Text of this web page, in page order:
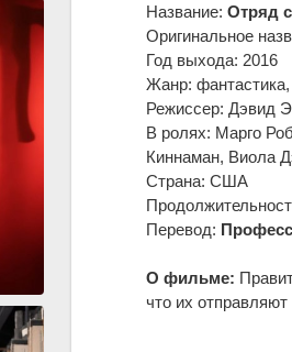
Название: Отряд
Оригинальное
Год выхода: 2016
Жанр:
Режиссер: Дэвид
В ролях: Марго
Киннаман, Виола
Страна: США
Перевод:
О фильме:
что их отправляют